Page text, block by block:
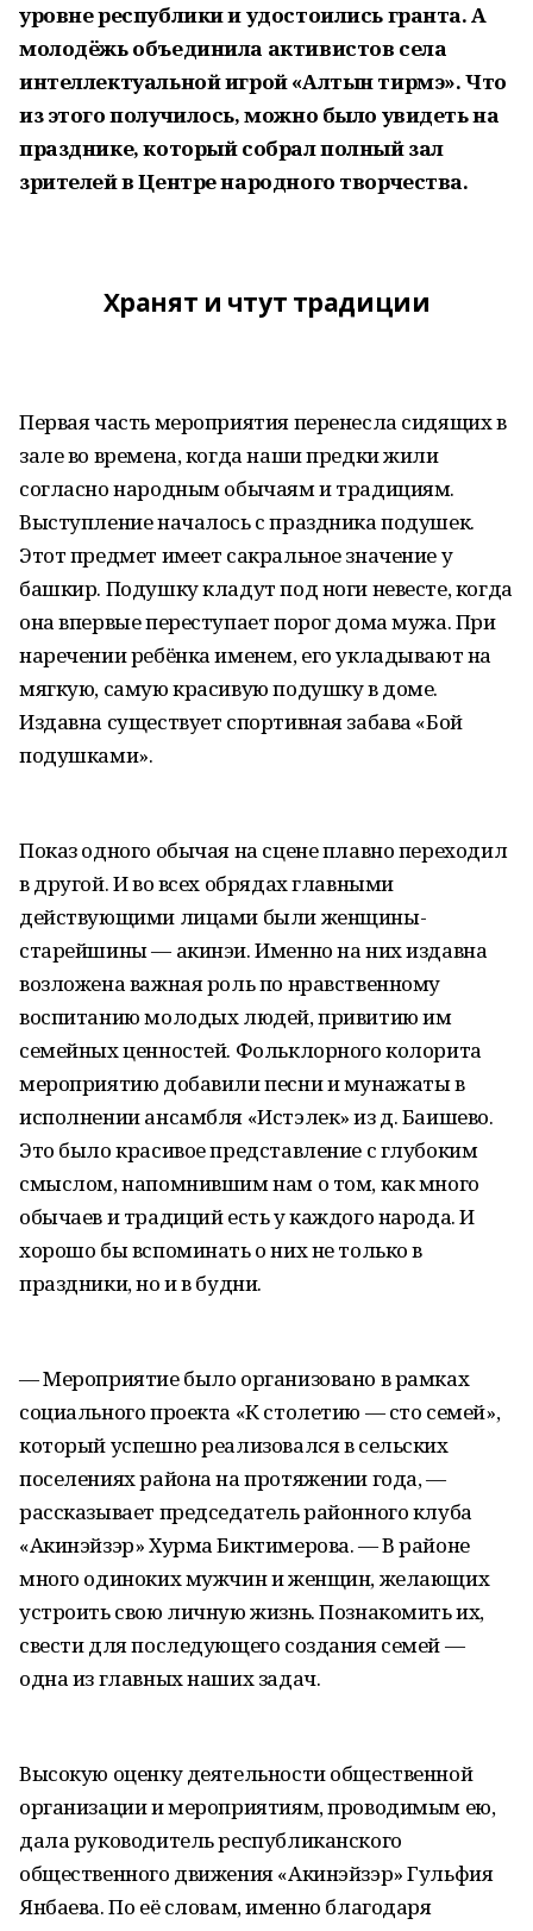
уровне республики и удостоились гранта. А
молодёжь объединила активистов села
интеллектуальной игрой «Алтын тирмэ». Что
из этого получилось, можно было увидеть на
празднике, который собрал полный зал
зрителей в Центре народного творчества.
Хранят и чтут традиции
Первая часть мероприятия перенесла сидящих в
зале во времена, когда наши предки жили
согласно народным обычаям и традициям.
Выступление началось с праздника подушек.
Этот предмет имеет сакральное значение у
башкир. Подушку кладут под ноги невесте, когда
она впервые переступает порог дома мужа. При
наречении ребёнка именем, его укладывают на
мягкую, самую красивую подушку в доме.
Издавна существует спортивная забава «Бой
подушками».
Показ одного обычая на сцене плавно переходил
в другой. И во всех обрядах главными
действующими лицами были женщины-
старейшины — акинэи. Именно на них издавна
возложена важная роль по нравственному
воспитанию молодых людей, привитию им
семейных ценностей. Фольклорного колорита
мероприятию добавили песни и мунажаты в
исполнении ансамбля «Истэлек» из д. Баишево.
Это было красивое представление с глубоким
смыслом, напомнившим нам о том, как много
обычаев и традиций есть у каждого народа. И
хорошо бы вспоминать о них не только в
праздники, но и в будни.
— Мероприятие было организовано в рамках
социального проекта «К столетию — сто семей»,
который успешно реализовался в сельских
поселениях района на протяжении года, —
рассказывает председатель районного клуба
«Акинэйзэр» Хурма Биктимерова. — В районе
много одиноких мужчин и женщин, желающих
устроить свою личную жизнь. Познакомить их,
свести для последующего создания семей —
одна из главных наших задач.
Высокую оценку деятельности общественной
организации и мероприятиям, проводимым ею,
дала руководитель республиканского
общественного движения «Акинэйзэр» Гульфия
Янбаева. По её словам, именно благодаря